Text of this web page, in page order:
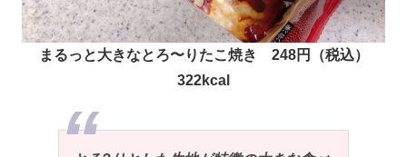
まるっと大きなとろ〜りたこ焼き 248円（税込）
322kcal